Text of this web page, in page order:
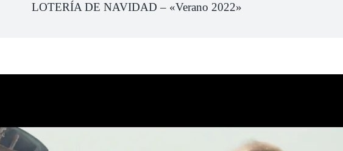
LOTERÍA DE NAVIDAD – «Verano 2022»